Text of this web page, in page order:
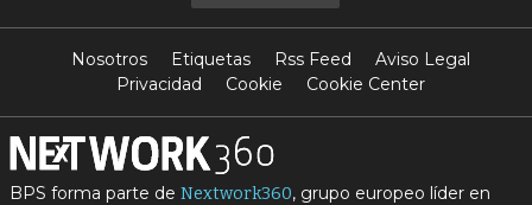
Nosotros Etiquetas Rss Feed
Aviso Legal
Privacidad
Cookie Cookie Center
BPS forma parte de Nextwork360, grupo europeo líder en